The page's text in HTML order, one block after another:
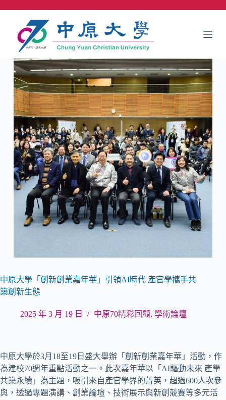
跳
主
內
容
中原大學「創新創業嘉年華」引領AI時代 產官學攜手共
築創新生態
2025 年 3 月 19 日 中原70精彩回顧, 學術論壇
中原大學於3月18至19日盛大舉辦「創新創業嘉年華」活動，作
為建校70週年重點活動之一。此次嘉年華以「AI驅動未來 產學
共築永續」為主題，吸引來自產官學界的菁英，超過600人次參
與，透過專題演講、創業論壇、技術展示與新創競賽等多元活